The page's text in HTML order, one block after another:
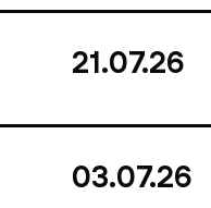
21.07.26
03.07.26